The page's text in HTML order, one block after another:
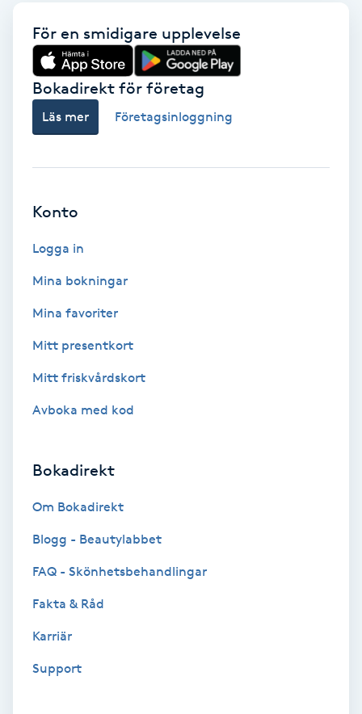
Gel naglar
Gelenaglar
Gellack med förstärkning
Gravidmassage
Gruppträning
Gua Sha-massage
Healing
HIFU
Hollywood Peel
För en smidigare upplevelse
Bokadirekt för företag
Läs mer Företagsinloggning
Konto
Logga in
Mina bokningar
Mina favoriter
Mitt presentkort
Mitt friskvårdskort
Avboka med kod
Bokadirekt
Om Bokadirekt
Blogg - Beautylabbet
FAQ - Skönhetsbehandlingar
Fakta & Råd
Karriär
Support